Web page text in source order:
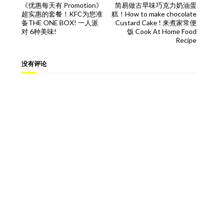
简易做古早味巧克力奶油蛋
糕！How to make chocolate
Custard Cake ! 来煮家常便
饭 Cook At Home Food
Recipe
《优惠每天有 Promotion》
超实惠的套餐！KFC为您准
备THE ONE BOX! 一人派
对 6种美味!
没有评论